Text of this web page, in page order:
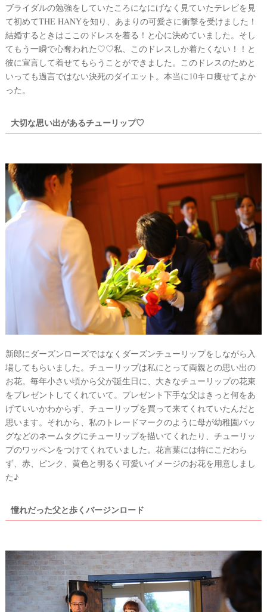
ブライダルの勉強をしていたころになにげなく見ていたテレビを見
て初めてTHE HANYを知り、あまりの可愛さに衝撃を受けました！
結婚するときはここのドレスを着る！と心に決めていました。そし
てもう一瞬で心奪われた♡♡私、このドレスしか着たくない！！と
彼に宣言して着せてもらうことができました。このドレスのためと
いっても過言ではない決死のダイエット。本当に10キロ痩せてよか
った。
大切な思い出があるチューリップ♡
新郎にダーズンローズではなくダーズンチューリップをしながら入
場してもらいました。チューリップは私にとって両親との思い出の
お花。毎年小さい頃から父が誕生日に、大きなチューリップの花束
をプレゼントしてくれていて。プレゼント下手な父はきっと何をあ
げていいかわからず、チューリップを買って来てくれていたんだと
思います。それから、私のトレードマークのように母が幼稚園バッ
グなどのネームタグにチューリップを描いてくれたり、チューリッ
プのワッペンをつけてくれていました。花言葉には特にこだわら
ず、赤、ピンク、黄色と明るく可愛いイメージのお花を用意しまし
た♪
憧れだった父と歩くバージンロード
ィ
ォ
ト